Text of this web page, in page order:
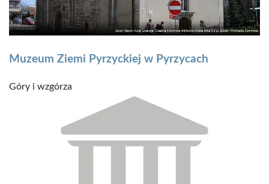
Muzeum Ziemi Pyrzyckiej w Pyrzycach
Góry i wzgórza